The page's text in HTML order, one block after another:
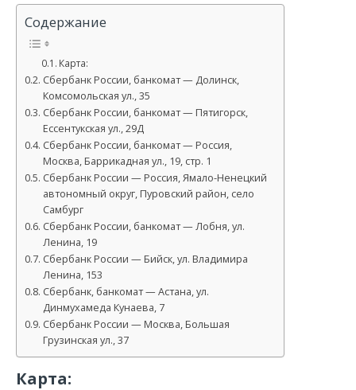
Содержание
Карта:
Сбербанк России, банкомат — Долинск,
Комсомольская ул., 35
Сбербанк России, банкомат — Пятигорск,
Ессентукская ул., 29Д
Сбербанк России, банкомат — Россия,
Москва, Баррикадная ул., 19, стр. 1
Сбербанк России — Россия, Ямало-Ненецкий
автономный округ, Пуровский район, село
Самбург
Сбербанк России, банкомат — Лобня, ул.
Ленина, 19
Сбербанк России — Бийск, ул. Владимира
Ленина, 153
Сбербанк, банкомат — Астана, ул.
Динмухамеда Кунаева, 7
Сбербанк России — Москва, Большая
Грузинская ул., 37
Карта: